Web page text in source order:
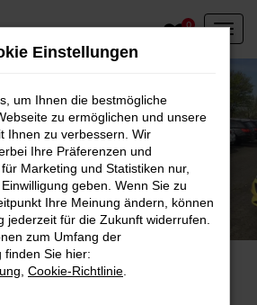
0
vor Ort
unsere sofort verfügbaren
Einstellungen
um Ihnen die bestmögliche
zu ermöglichen und unsere
Ihnen zu verbessern. Wir
Ihre Präferenzen und
Marketing und Statistiken nur,
geben. Wenn Sie zu
Ihre Meinung ändern, können
jederzeit für die Zukunft widerrufen.
zum Umfang der
finden Sie hier:
Cookie-Richtlinie